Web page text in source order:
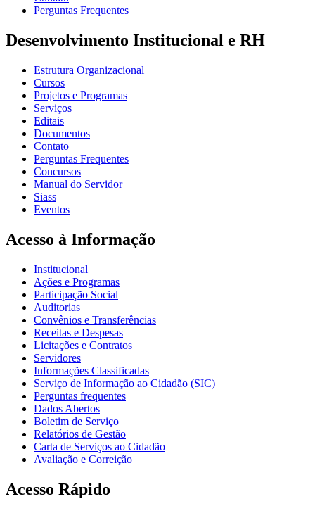
Perguntas Frequentes
Desenvolvimento Institucional e RH
Estrutura Organizacional
Cursos
Projetos e Programas
Serviços
Editais
Documentos
Contato
Perguntas Frequentes
Concursos
Manual do Servidor
Siass
Eventos
Acesso à Informação
Institucional
Ações e Programas
Participação Social
Auditorias
Convênios e Transferências
Receitas e Despesas
Licitações e Contratos
Servidores
Informações Classificadas
Serviço de Informação ao Cidadão (SIC)
Perguntas frequentes
Dados Abertos
Boletim de Serviço
Relatórios de Gestão
Carta de Serviços ao Cidadão
Avaliação e Correição
Acesso Rápido